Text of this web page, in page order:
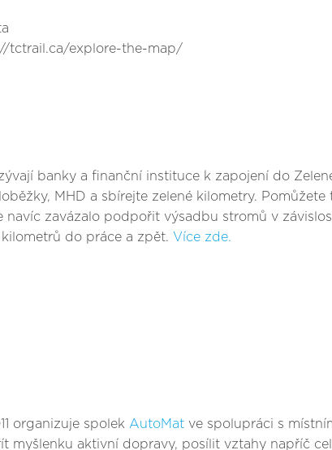
tctrail.ca/explore-the-map/
banky a finanční instituce k zapojení do
MHD a sbírejte zelené kilometry. Pomůžete
navíc zavázalo podpořit výsadbu stromů v
do práce a zpět. Více zde.
organizuje spolek AutoMatve spolupráci s
myšlenku aktivní dopravy, posílit vztahy napříč